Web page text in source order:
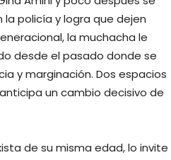
la policía y logra que dejen
la muchacha le
desde el pasado donde se
y marginación. Dos espacios
un cambio decisivo de
de su misma edad, lo invite